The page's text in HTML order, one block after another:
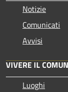
Notizie
Comunicati
Avvisi
VIVERE IL
Luoghi